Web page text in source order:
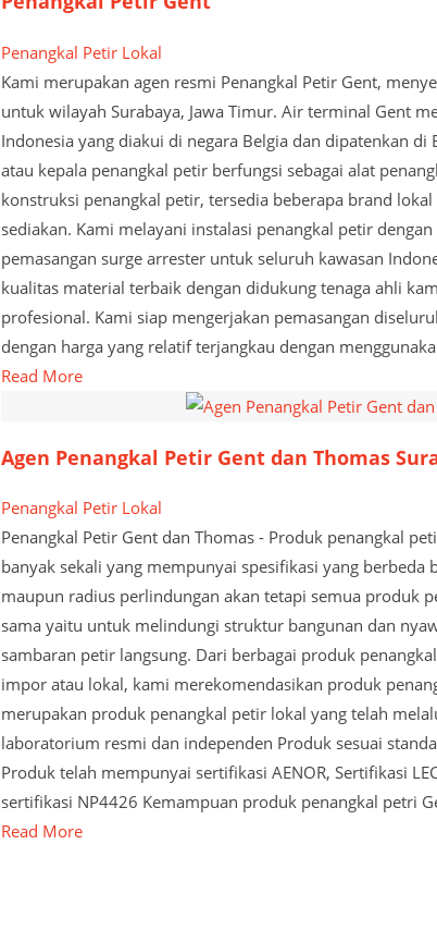
Penangkal Petir Lokal
Kami merupakan agen resmi Penangkal Petir Gent,
untuk wilayah Surabaya, Jawa Timur. Air terminal Gent
Indonesia yang diakui di negara Belgia dan dipatenkan
atau kepala penangkal petir berfungsi sebagai alat
konstruksi penangkal petir, tersedia beberapa brand
sediakan. Kami melayani instalasi penangkal petir
pemasangan surge arrester untuk seluruh kawasan
kualitas material terbaik dengan didukung tenaga ahli
profesional. Kami siap mengerjakan pemasangan
dengan harga yang relatif terjangkau dengan
Read More
Agen Penangkal Petir Gent dan Thomas
Penangkal Petir Lokal
Penangkal Petir Gent dan Thomas - Produk penangkal
banyak sekali yang mempunyai spesifikasi yang berbeda
maupun radius perlindungan akan tetapi semua produk
sama yaitu untuk melindungi struktur bangunan dan
sambaran petir langsung. Dari berbagai produk
impor atau lokal, kami merekomendasikan produk
merupakan produk penangkal petir lokal yang telah
laboratorium resmi dan independen Produk sesuai
Produk telah mempunyai sertifikasi AENOR, Sertifikasi
sertifikasi NP4426 Kemampuan produk penangkal petri
Read More